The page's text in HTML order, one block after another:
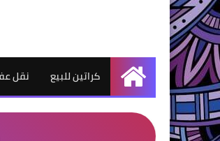
الرئيسية
كراتين للبيع نقل